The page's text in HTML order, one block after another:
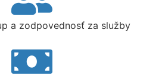
a zodpovednosť za služby